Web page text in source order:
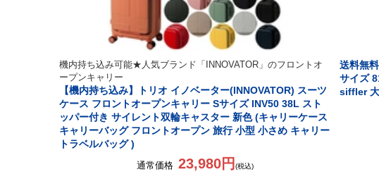
機内持ち込み可能★人気ブランド「INNOVATOR」のフロントオ
ープンキャリー
【機内持ち込み】トリオ イノベーター(INNOVATOR) スーツ
ケース フロントオープンキャリー Sサイズ INV50 38L スト
ッパー付き サイレント双輪キャスター 新色 (キャリーケース
キャリーバッグ フロントオープン 旅行 小型 小さめ キャリー
トラベルバッグ )
通常価格 23,980円 (税込)
送料無
サイズ
siffler